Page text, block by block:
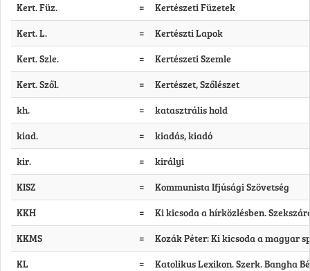
Kert. Füz.
=
Kertészeti Füzetek
Kert. L.
=
Kertészti Lapok
Kert. Szle.
=
Kertészeti Szemle
Kert. Szől.
=
Kertészet, Szőlészet
kh.
=
katasztrális hold
kiad.
=
kiadás, kiadó
kir.
=
királyi
KISZ
=
Kommunista Ifjúsági Szövetség
KKH
=
Ki kicsoda a hírközlésben.
KKMS
=
Kozák Péter: Ki kicsoda a magyar
KL
=
Katolikus Lexikon. Szerk. Bangha